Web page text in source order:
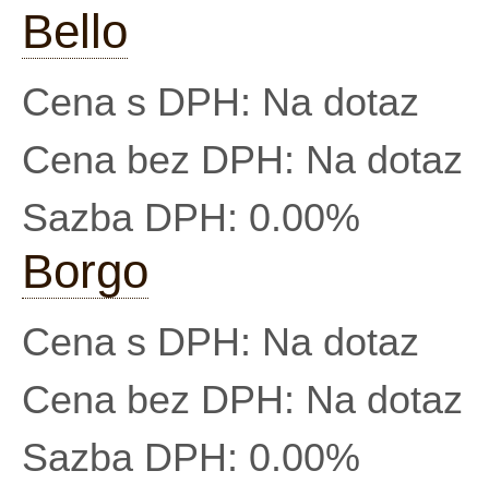
Bello
Cena s DPH: Na dotaz
Cena bez DPH: Na dotaz
Sazba DPH: 0.00%
Borgo
Cena s DPH: Na dotaz
Cena bez DPH: Na dotaz
Sazba DPH: 0.00%